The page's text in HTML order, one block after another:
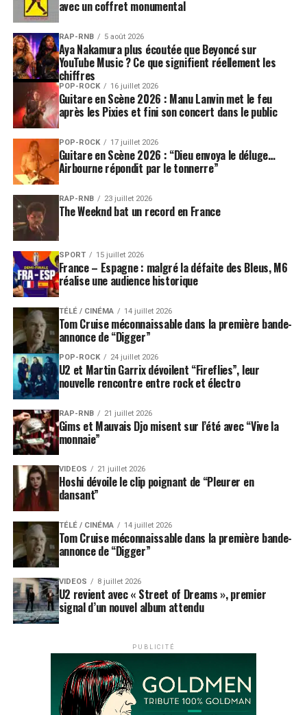
avec un coffret monumental
RAP-RNB 5 août 2026
Aya Nakamura plus écoutée que Beyoncé sur
YouTube Music ? Ce que signifient réellement les
chiffres
POP-ROCK 16 juillet 2026
Guitare en Scène 2026 : Manu Lanvin met le feu
après les Pixies et fini son concert dans le public
POP-ROCK 17 juillet 2026
Guitare en Scène 2026 : “Dieu envoya le déluge…
Airbourne répondit par le tonnerre”
RAP-RNB 23 juillet 2026
The Weeknd bat un record en France
SPORT 15 juillet 2026
France – Espagne : malgré la défaite des Bleus, M6
réalise une audience historique
TÉLÉ / CINÉMA 14 juillet 2026
Tom Cruise méconnaissable dans la première bande-
annonce de “Digger”
POP-ROCK 24 juillet 2026
U2 et Martin Garrix dévoilent “Fireflies”, leur
nouvelle rencontre entre rock et électro
RAP-RNB 21 juillet 2026
Gims et Mauvais Djo misent sur l’été avec “Vive la
monnaie”
VIDEOS 21 juillet 2026
Hoshi dévoile le clip poignant de “Pleurer en
dansant”
TÉLÉ / CINÉMA 14 juillet 2026
Tom Cruise méconnaissable dans la première bande-
annonce de “Digger”
VIDEOS 8 juillet 2026
U2 revient avec « Street of Dreams », premier
signal d’un nouvel album attendu
PUBLICITÉ